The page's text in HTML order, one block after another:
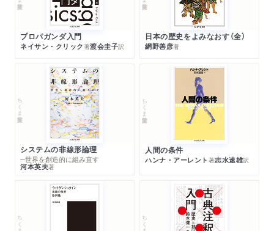
プロパガンダ入門
ネイサン・クリック著渡会圭子訳
日本の歴史をよみなおす（全）
網野善彦著
ちくま学芸文庫
システムの非線形論理
─世界を創造的に組み直す
河本英夫著
ちくま学芸文庫
人間の条件
ハンナ・アーレント 著志水速雄訳
ちくま学芸文庫 ちくま学芸文庫